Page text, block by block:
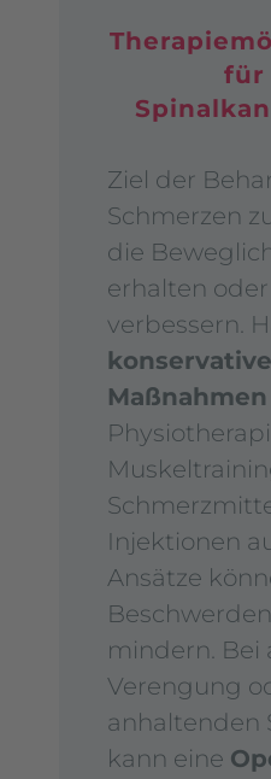
für
Ziel der
Schmerzen
die
erhalten oder
verbessern.
konservative
Maßnahmen
Injektionen
Ansätze
mindern. Bei
Verengung
anhaltenden
kann eine